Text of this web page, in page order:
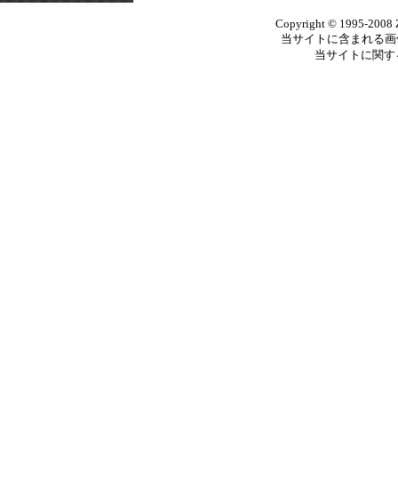
Copyright © 1995-2008
当サイトに含まれる
当サイトに関